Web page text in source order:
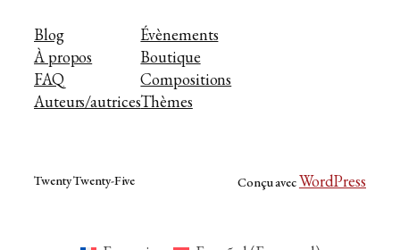
Blog
À propos
FAQ
Auteurs/autrices
Évènements
Boutique
Compositions
Thèmes
Twenty Twenty-Five Conçu avecWordPress